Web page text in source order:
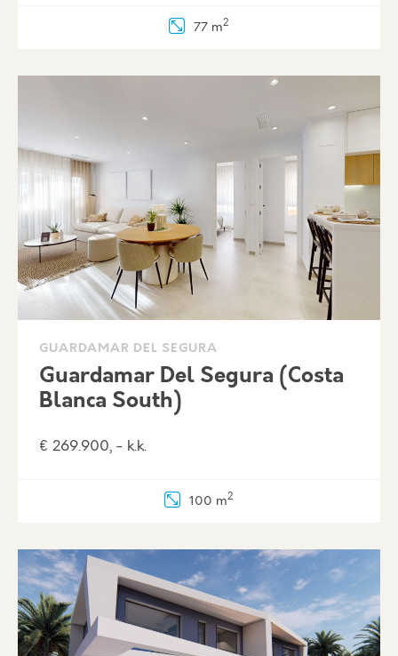
77 m2
GUARDAMAR DEL SEGURA
Guardamar Del Segura (Costa
Blanca South)
€ 269.900, - k.k.
100 m2